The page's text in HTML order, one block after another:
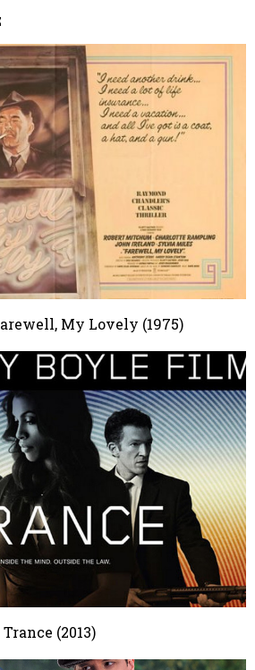
My Lovely (1975)
(2013)